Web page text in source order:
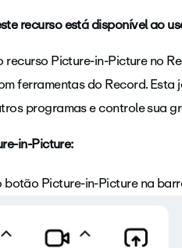
recurso está disponível ao
recurso Picture-in-Picture no
ferramentas do Record.
programas e controle sua
in-Picture:
botão Picture-in-Picture na